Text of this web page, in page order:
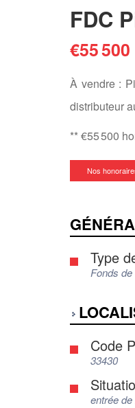
FDC
€55 500
À vendre :
distributeur
** €55 500
Nos
Type
Fonds
Code
33430
entrée